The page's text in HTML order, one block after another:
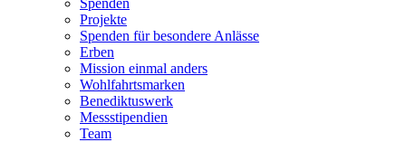
Spenden
Projekte
Spenden für besondere Anlässe
Erben
Mission einmal anders
Wohlfahrtsmarken
Benediktuswerk
Messstipendien
Team